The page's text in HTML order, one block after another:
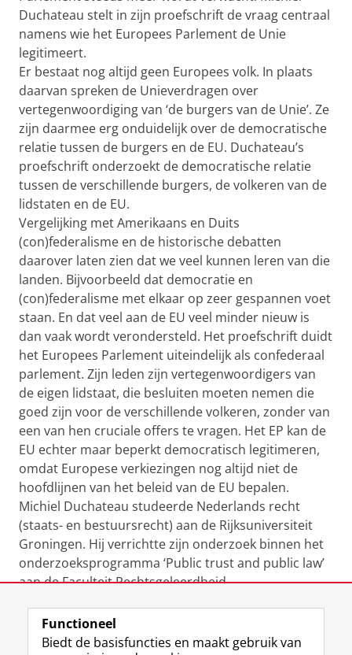
Duchateau stelt in zijn proefschrift de vraag centraal
namens wie het Europees Parlement de Unie
legitimeert.
Er bestaat nog altijd geen Europees volk. In plaats
daarvan spreken de Unieverdragen over
vertegenwoordiging van ‘de burgers van de Unie’. Ze
zijn daarmee erg onduidelijk over de democratische
relatie tussen de burgers en de EU. Duchateau’s
proefschrift onderzoekt de democratische relatie
tussen de verschillende burgers, de volkeren van de
lidstaten en de EU.
Vergelijking met Amerikaans en Duits
(con)federalisme en de historische debatten
daarover laten zien dat we veel kunnen leren van die
landen. Bijvoorbeeld dat democratie en
(con)federalisme met elkaar op zeer gespannen voet
staan. En dat veel aan de EU veel minder nieuw is
dan vaak wordt verondersteld. Het proefschrift duidt
het Europees Parlement uiteindelijk als confederaal
parlement. Zijn leden zijn vertegenwoordigers van
de eigen lidstaat, die besluiten moeten nemen die
goed zijn voor de verschillende volkeren, zonder van
een van hen cruciale offers te vragen. Het EP kan de
EU echter maar beperkt democratisch legitimeren,
omdat Europese verkiezingen nog altijd niet de
hoofdlijnen van het beleid van de EU bepalen.
Michiel Duchateau studeerde Nederlands recht
(staats- en bestuursrecht) aan de Rijksuniversiteit
Groningen. Hij verrichtte zijn onderzoek binnen het
onderzoeksprogramma ‘Public trust and public law’
aan de Faculteit Rechtsgeleerdheid.
View this page in:English
Functioneel
Biedt de basisfuncties en maakt gebruik van